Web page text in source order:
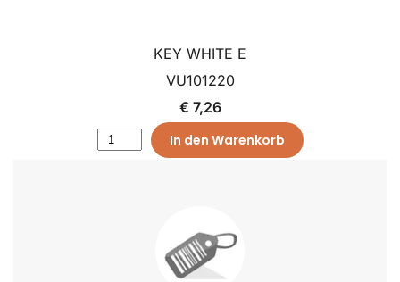
KEY WHITE E
VU101220
€ 7,26
In den Warenkorb